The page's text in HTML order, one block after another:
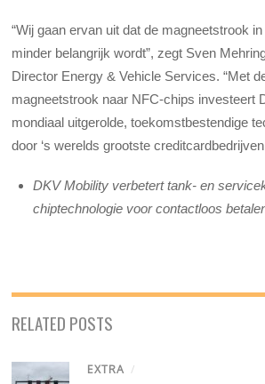
“Wij gaan ervan uit dat de magneetstrook
minder belangrijk wordt”, zegt Sven
Director Energy & Vehicle Services. “Met
magneetstrook naar NFC-chips investeert
mondiaal uitgerolde, toekomstbestendige
door ‘s werelds grootste
DKV Mobility verbetert tank- en
chiptechnologie voor contactloos
RELATED POSTS
EXTRA /